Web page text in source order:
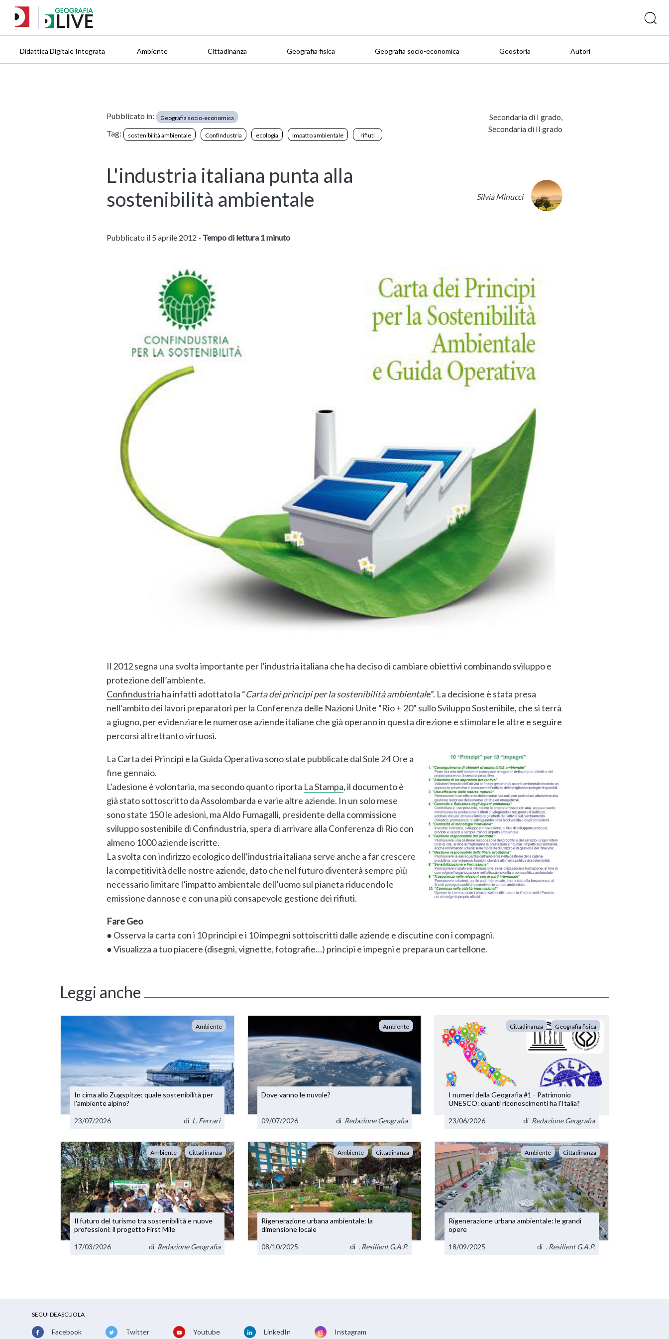
Didattica Digitale Integrata Ambiente Cittadinanza Geografia fisica Geografia socio-economica Geostoria Autori
Pubblicato in: Geografia socio-economica
Tag: sostenibilità ambientale Confindustria ecologia impatto ambientale rifiuti
Secondaria di I grado,
Secondaria di II grado
L'industria italiana punta alla
sostenibilità ambientale
Silvia Minucci
Pubblicato il 5 aprile 2012 - Tempo di lettura 1 minuto
Il 2012 segna una svolta importante per l’industria italiana che ha deciso di cambiare obiettivi combinando sviluppo e
protezione dell’ambiente.
Confindustria ha infatti adottato la “Carta dei principi per la sostenibilità ambientale”. La decisione è stata presa
nell’ambito dei lavori preparatori per la Conferenza delle Nazioni Unite “Rio + 20” sullo Sviluppo Sostenibile, che si terrà
a giugno, per evidenziare le numerose aziende italiane che già operano in questa direzione e stimolare le altre e seguire
percorsi altrettanto virtuosi.
La Carta dei Principi e la Guida Operativa sono state pubblicate dal Sole 24 Ore a
fine gennaio.
L’adesione è volontaria, ma secondo quanto riporta La Stampa, il documento è
già stato sottoscritto da Assolombarda e varie altre aziende. In un solo mese
sono state 150 le adesioni, ma Aldo Fumagalli, presidente della commissione
sviluppo sostenibile di Confindustria, spera di arrivare alla Conferenza di Rio con
almeno 1000 aziende iscritte.
La svolta con indirizzo ecologico dell’industria italiana serve anche a far crescere
la competitività delle nostre aziende, dato che nel futuro diventerà sempre più
necessario limitare l’impatto ambientale dell’uomo sul pianeta riducendo le
emissione dannose e con una più consapevole gestione dei rifiuti.
Fare Geo
● Osserva la carta con i 10 principi e i 10 impegni sottoiscritti dalle aziende e discutine con i compagni.
● Visualizza a tuo piacere (disegni, vignette, fotografie…) principi e impegni e prepara un cartellone.
Leggi anche
Ambiente
In cima allo Zugspitze: quale sostenibilità per
l'ambiente alpino?
23/07/2026 di L. Ferrari
Ambiente
Dove vanno le nuvole?
09/07/2026 di Redazione Geografia
Cittadinanza Geografia fisica
I numeri della Geografia #1 - Patrimonio
UNESCO: quanti riconoscimenti ha l'Italia?
23/06/2026 di Redazione Geografia
Ambiente Cittadinanza
Il futuro del turismo tra sostenibilità e nuove
professioni: il progetto First Mile
17/03/2026 di Redazione Geografia
Ambiente Cittadinanza
Rigenerazione urbana ambientale: la
dimensione locale
08/10/2025 di . Resilient G.A.P.
Ambiente Cittadinanza
Rigenerazione urbana ambientale: le grandi
opere
18/09/2025 di . Resilient G.A.P.
SEGUI DEASCUOLA
Facebook Twitter Youtube LinkedIn Instagram